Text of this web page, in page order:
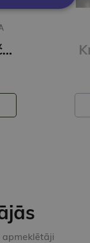
Pajautājiet Miječkai
apmeklētāji